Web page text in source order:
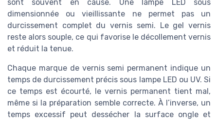
sont souvent en cause. Une lampe LED sous
dimensionnée ou vieillissante ne permet pas un
durcissement complet du vernis semi. Le gel vernis
reste alors souple, ce qui favorise le décollement vernis
et réduit la tenue.
Chaque marque de vernis semi permanent indique un
temps de durcissement précis sous lampe LED ou UV. Si
ce temps est écourté, le vernis permanent tient mal,
même si la préparation semble correcte. À l’inverse, un
temps excessif peut dessécher la surface ongle et